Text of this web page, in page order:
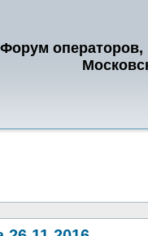
Форум операторов,